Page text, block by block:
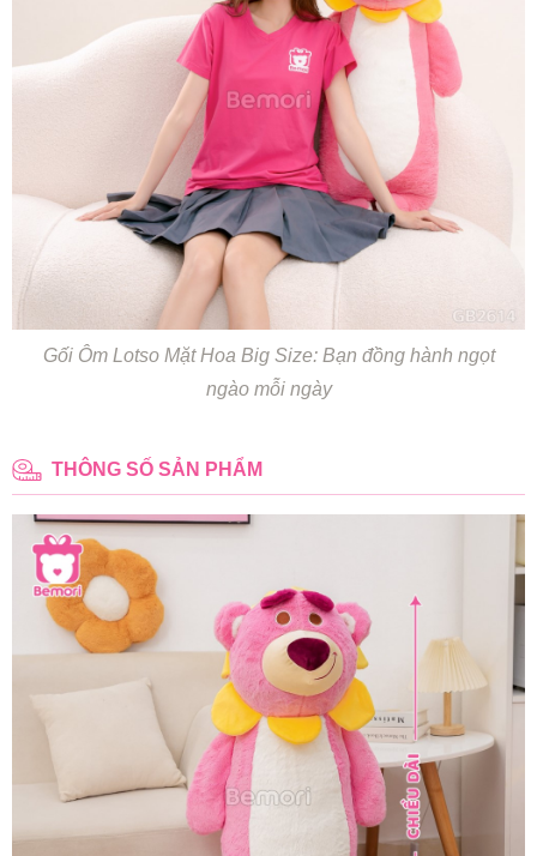
Gối Ôm Lotso Mặt Hoa Big Size: Bạn đồng hành ngọt
ngào mỗi ngày
THÔNG SỐ SẢN PHẨM